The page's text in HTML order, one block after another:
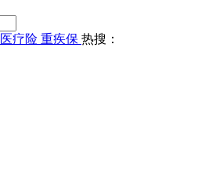
疗险 重疾保 热搜：